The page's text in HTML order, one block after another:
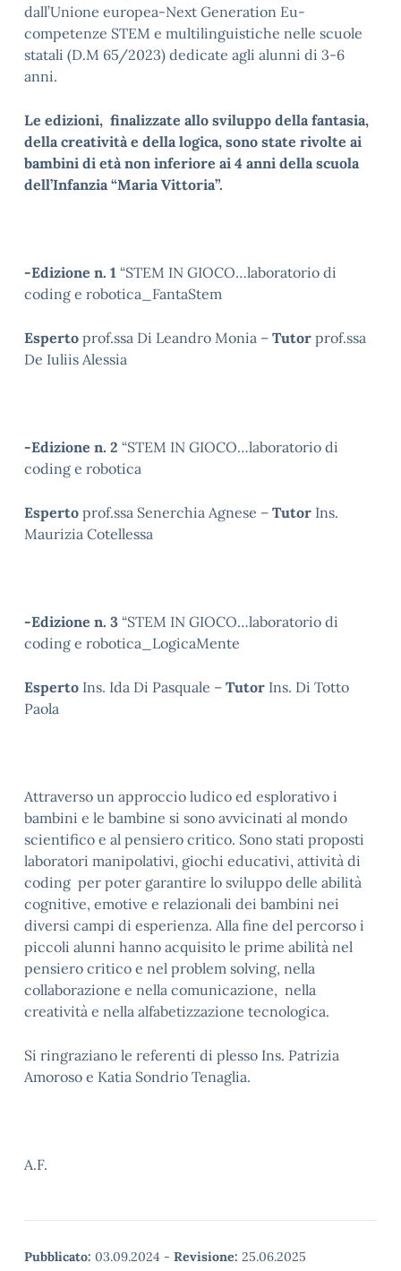
dall’Unione europea-Next Generation Eu-
competenze STEM e multilinguistiche nelle scuole
statali (D.M 65/2023) dedicate agli alunni di 3-6
anni.
Le edizioni, finalizzate allo sviluppo della fantasia,
della creatività e della logica, sono state rivolte ai
bambini di età non inferiore ai 4 anni della scuola
dell’Infanzia “Maria Vittoria”.
-Edizione n. 1 “STEM IN GIOCO…laboratorio di
coding e robotica_FantaStem
Esperto prof.ssa Di Leandro Monia – Tutor prof.ssa
De Iuliis Alessia
-Edizione n. 2 “STEM IN GIOCO…laboratorio di
coding e robotica
Esperto prof.ssa Senerchia Agnese – Tutor Ins.
Maurizia Cotellessa
-Edizione n. 3 “STEM IN GIOCO…laboratorio di
coding e robotica_LogicaMente
Esperto Ins. Ida Di Pasquale – Tutor Ins. Di Totto
Paola
Attraverso un approccio ludico ed esplorativo i
bambini e le bambine si sono avvicinati al mondo
scientifico e al pensiero critico. Sono stati proposti
laboratori manipolativi, giochi educativi, attività di
coding per poter garantire lo sviluppo delle abilità
cognitive, emotive e relazionali dei bambini nei
diversi campi di esperienza. Alla fine del percorso i
piccoli alunni hanno acquisito le prime abilità nel
pensiero critico e nel problem solving, nella
collaborazione e nella comunicazione, nella
creatività e nella alfabetizzazione tecnologica.
Si ringraziano le referenti di plesso Ins. Patrizia
Amoroso e Katia Sondrio Tenaglia.
A.F.
Pubblicato: 03.09.2024 - Revisione: 25.06.2025